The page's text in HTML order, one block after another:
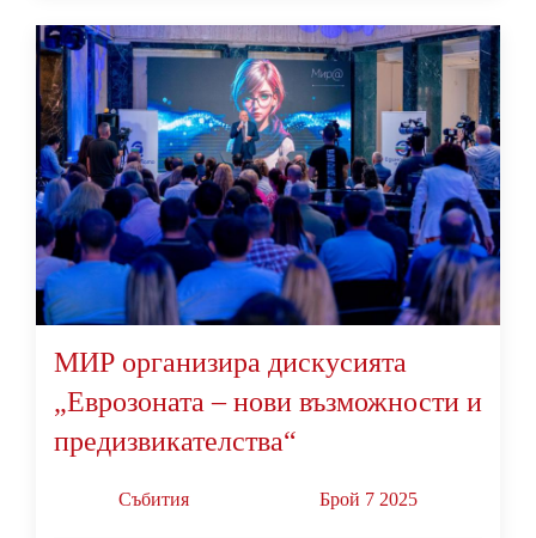
МИР организира дискусията
„Еврозоната – нови възможности и
предизвикателства“
Събития Брой 7 2025